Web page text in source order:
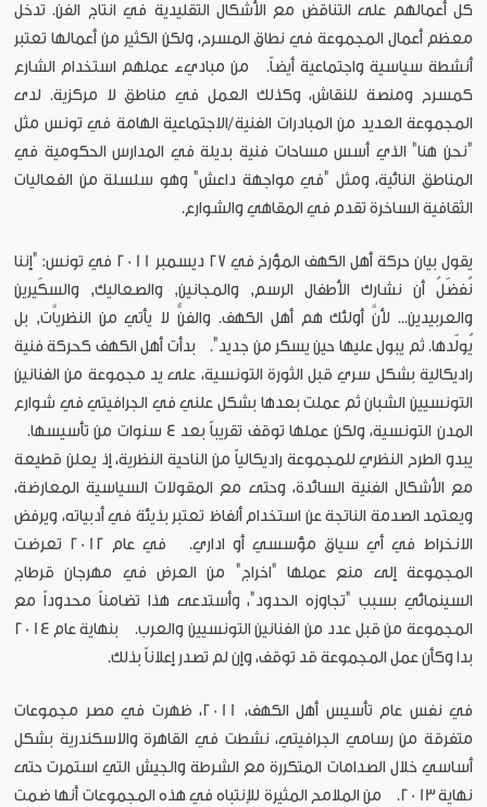
كل أعمالهم على التناقض مع الأشكال التقليدية في انتاج الفن. تدخل
معظم أعمال المجموعة في نطاق المسرح، ولكن الكثير من أعمالها تعتبر
أنشطة سياسية واجتماعية أيضاً. من مباديء عملهم استخدام الشارع
كمسرح ومنصة للنقاش، وكذلك العمل في مناطق لا مركزية. لدى
المجموعة العديد من المبادرات الفنية/الاجتماعية الهامة في تونس مثل
"نحن هنا" الذي أسس مساحات فنية بديلة في المدارس الحكومية في
المناطق النائية، ومثل "في مواجهة داعش" وهو سلسلة من الفعاليات
الثقافية الساخرة تقدم في المقاهي والشوارع.
يقول بيان حركة أهل الكهف المؤرخ في 27 ديسمبر 2011 في تونس: "إننا
نُفضّلُ أن نشارك الأطفال الرسم, والمجانين, والصعاليك, والسكّيرين
والعربيدين... لأنَّ أولئك هم أهل الكهف. والفنُّ لا يأتي من النظرياَّت, بل
يُولّدها. ثم يبول عليها حين يسكر من جديد". بدأت أهل الكهف كحركة فنية
راديكالية بشكل سري قبل الثورة التونسية، على يد مجموعة من الفنانين
التونسيين الشبان ثم عملت بعدها بشكل علني في الجرافيتي في شوارع
المدن التونسية، ولكن عملها توقف تقريباً بعد 4 سنوات من تأسيسها.
يبدو الطرح النظري للمجموعة راديكالياً من الناحية النظرية، إذ يعلن قطيعة
مع الأشكال الفنية السائدة، وحتى مع المقولات السياسية المعارضة،
ويعتمد الصدمة الناتجة عن استخدام ألفاظ تعتبر بذيئة في أدبياته، ويرفض
الانخراط في أي سياق مؤسسي أو اداري. في عام 2012 تعرضت
المجموعة إلى منع عملها "اخراج" من العرض في مهرجان قرطاج
السينمائي بسبب "تجاوزه الحدود"، وأستدعى هذا تضامناً محدوداً مع
المجموعة من قبل عدد من الفنانين التونسيين والعرب. بنهاية عام 2014
بدا وكأن عمل المجموعة قد توقف، وإن لم تصدر إعلاناً بذلك.
في نفس عام تأسيس أهل الكهف، 2011، ظهرت في مصر مجموعات
متفرقة من رسامي الجرافيتي، نشطت في القاهرة والاسكندرية بشكل
أساسي خلال الصدامات المتكررة مع الشرطة والجيش التي استمرت حتى
نهاية 2013. من الملامح المثيرة للإنتباه في هذه المجموعات أنها ضمت